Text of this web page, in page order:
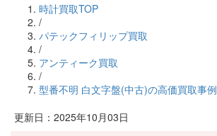
時計買取TOP
/
パテックフィリップ買取
/
アンティーク買取
/
型番不明 白文字盤(中古)の高価買取事例
更新日：2025年10月03日